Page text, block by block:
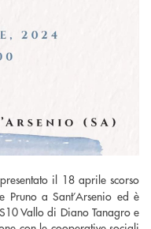
il 18 aprile scorso
Pruno a Sant’Arsenio ed è
Vallo di Diano Tanagro e